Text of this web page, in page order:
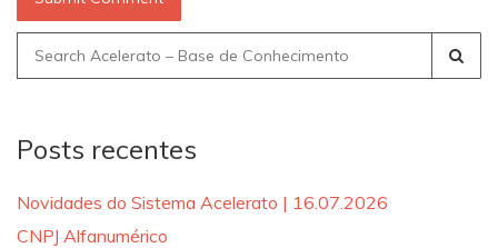
Search
for:
Posts recentes
Novidades do Sistema Acelerato | 16.07.2026
CNPJ Alfanumérico